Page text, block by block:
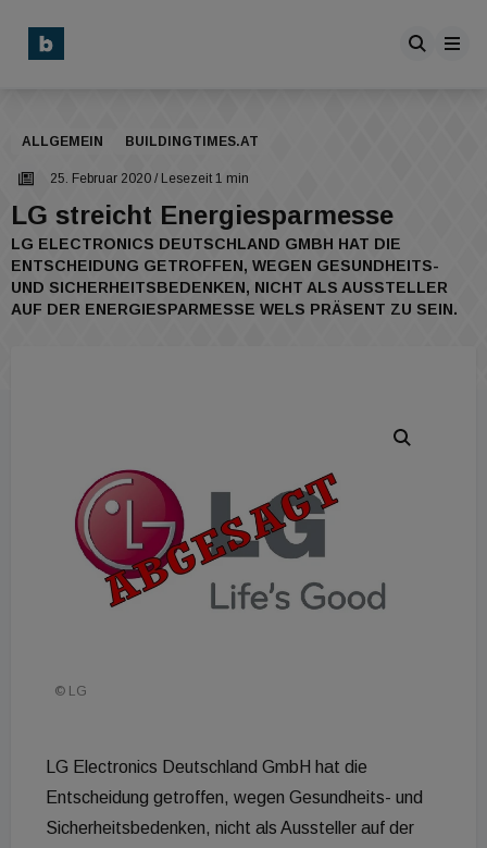
ALLGEMEIN BUILDINGTIMES.AT
25. Februar 2020 / Lesezeit 1 min
LG streicht Energiesparmesse
LG ELECTRONICS DEUTSCHLAND GMBH HAT DIE
ENTSCHEIDUNG GETROFFEN, WEGEN GESUNDHEITS-
UND SICHERHEITSBEDENKEN, NICHT ALS AUSSTELLER
AUF DER ENERGIESPARMESSE WELS PRÄSENT ZU SEIN.
© LG
LG Electronics Deutschland GmbH hat die
Entscheidung getroffen, wegen Gesundheits- und
Sicherheitsbedenken, nicht als Aussteller auf der